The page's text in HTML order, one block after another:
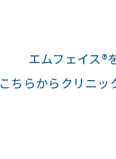
エムフェイス®
こちらからクリニッ